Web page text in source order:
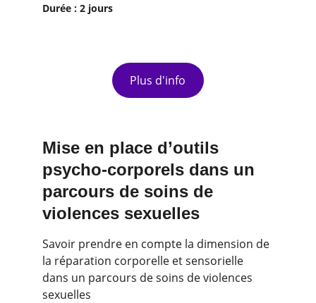
Durée : 2 jours
Plus d'info
Mise en place d’outils
psycho-corporels dans un
parcours de soins de
violences sexuelles
Savoir prendre en compte la dimension de
la réparation corporelle et sensorielle
dans un parcours de soins de violences
sexuelles